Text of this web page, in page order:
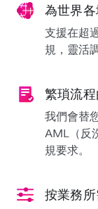
為世界
支援在超
規，靈活
繁瑣流
我們會替
AML（反
規要求。
按業務